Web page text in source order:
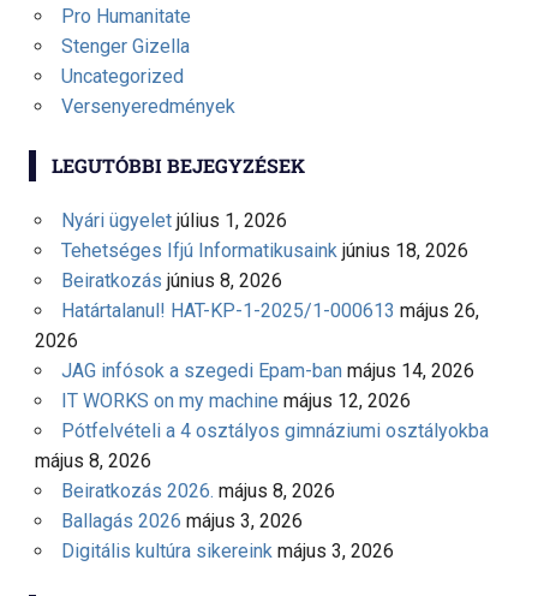
Pro Humanitate
Stenger Gizella
Uncategorized
Versenyeredmények
LEGUTÓBBI BEJEGYZÉSEK
Nyári ügyelet július 1, 2026
Tehetséges Ifjú Informatikusaink június 18, 2026
Beiratkozás június 8, 2026
Határtalanul! HAT-KP-1-2025/1-000613 május 26,
2026
JAG infósok a szegedi Epam-ban május 14, 2026
IT WORKS on my machine május 12, 2026
Pótfelvételi a 4 osztályos gimnáziumi osztályokba
május 8, 2026
Beiratkozás 2026. május 8, 2026
Ballagás 2026 május 3, 2026
Digitális kultúra sikereink május 3, 2026